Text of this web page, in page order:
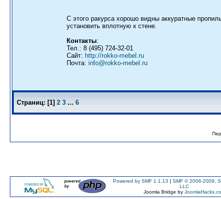
С этого ракурса хорошо видны аккуратные
установить вплотную к стене.
Контакты:
Тел.: 8 (495) 724-32-01
Сайт: http://rokko-mebel.ru
Почта: info@rokko-mebel.ru
Страниц: [1] 2 3 ... 6
Powered by SMF 1.1.13 | SMF © 2006-2009,
LLC
Joomla Bridge by